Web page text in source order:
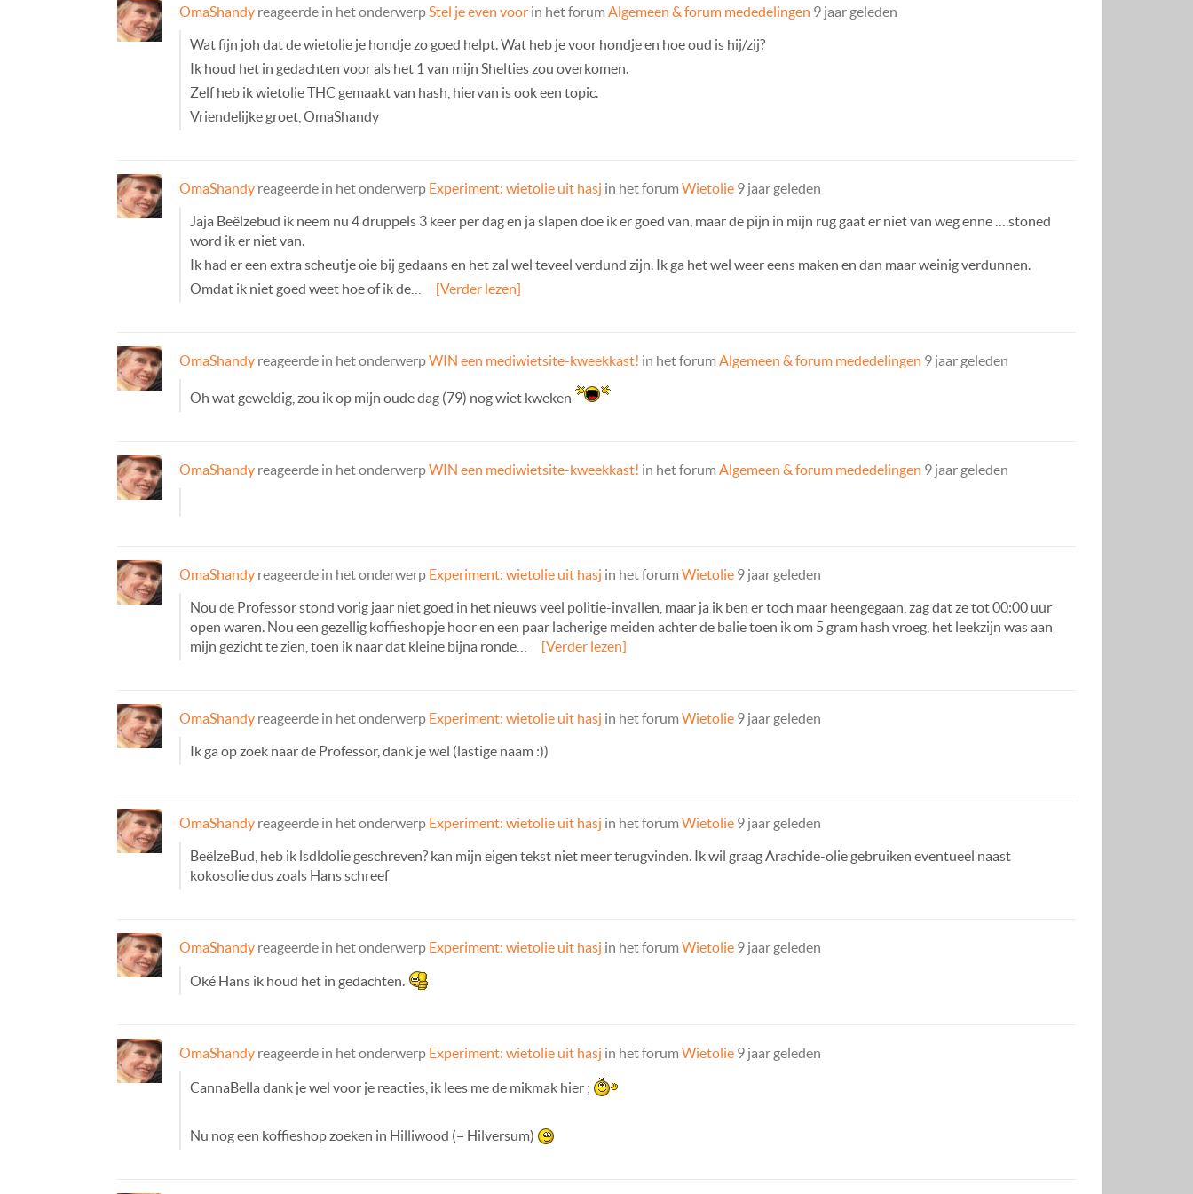
OmaShandy reageerde in het onderwerp Stel je even voor in het forum Algemeen & forum mededelingen 9 jaar geleden
Wat fijn joh dat de wietolie je hondje zo goed helpt. Wat heb je voor hondje en hoe oud is hij/zij?
Ik houd het in gedachten voor als het 1 van mijn Shelties zou overkomen.
Zelf heb ik wietolie THC gemaakt van hash, hiervan is ook een topic.
Vriendelijke groet, OmaShandy
OmaShandy reageerde in het onderwerp Experiment: wietolie uit hasj in het forum Wietolie 9 jaar geleden
Jaja Beëlzebud ik neem nu 4 druppels 3 keer per dag en ja slapen doe ik er goed van, maar de pijn in mijn rug gaat er niet van weg enne ….stoned
word ik er niet van.
Ik had er een extra scheutje oie bij gedaans en het zal wel teveel verdund zijn. Ik ga het wel weer eens maken en dan maar weinig verdunnen.
Omdat ik niet goed weet hoe of ik de…
[Verder lezen]
OmaShandy reageerde in het onderwerpWIN een mediwietsite-kweekkast! in het forum Algemeen & forum mededelingen 9 jaar geleden
Oh wat geweldig, zou ik op mijn oude dag (79) nog wiet kweken
OmaShandy reageerde in het onderwerpWIN een mediwietsite-kweekkast! in het forum Algemeen & forum mededelingen 9 jaar geleden
OmaShandy reageerde in het onderwerp Experiment: wietolie uit hasj in het forum Wietolie 9 jaar geleden
Nou de Professor stond vorig jaar niet goed in het nieuws veel politie-invallen, maar ja ik ben er toch maar heengegaan, zag dat ze tot 00:00 uur
open waren. Nou een gezellig koffieshopje hoor en een paar lacherige meiden achter de balie toen ik om 5 gram hash vroeg, het leekzijn was aan
mijn gezicht te zien, toen ik naar dat kleine bijna ronde…
[Verder lezen]
OmaShandy reageerde in het onderwerp Experiment: wietolie uit hasj in het forum Wietolie 9 jaar geleden
Ik ga op zoek naar de Professor, dank je wel (lastige naam :))
OmaShandy reageerde in het onderwerp Experiment: wietolie uit hasj in het forum Wietolie 9 jaar geleden
BeëlzeBud, heb ik lsdldolie geschreven? kan mijn eigen tekst niet meer terugvinden. Ik wil graag Arachide-olie gebruiken eventueel naast
kokosolie dus zoals Hans schreef
OmaShandy reageerde in het onderwerp Experiment: wietolie uit hasj in het forum Wietolie 9 jaar geleden
Oké Hans ik houd het in gedachten.
OmaShandy reageerde in het onderwerp Experiment: wietolie uit hasj in het forum Wietolie 9 jaar geleden
CannaBella dank je wel voor je reacties, ik lees me de mikmak hier ;
Nu nog een koffieshop zoeken in Hilliwood (= Hilversum)